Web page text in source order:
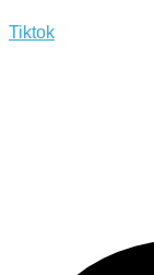
Tiktok